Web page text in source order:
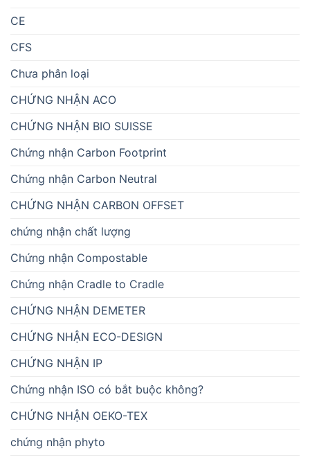
CE
CFS
Chưa phân loại
CHỨNG NHẬN ACO
CHỨNG NHẬN BIO SUISSE
Chứng nhận Carbon Footprint
Chứng nhận Carbon Neutral
CHỨNG NHẬN CARBON OFFSET
chứng nhận chất lượng
Chứng nhận Compostable
Chứng nhận Cradle to Cradle
CHỨNG NHẬN DEMETER
CHỨNG NHẬN ECO-DESIGN
CHỨNG NHẬN IP
Chứng nhận ISO có bắt buộc không?
CHỨNG NHẬN OEKO-TEX
chứng nhận phyto